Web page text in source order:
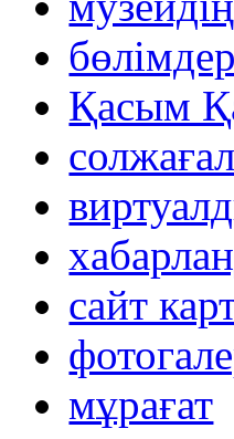
бөлімдер
Қасым
сайт
мұрағат